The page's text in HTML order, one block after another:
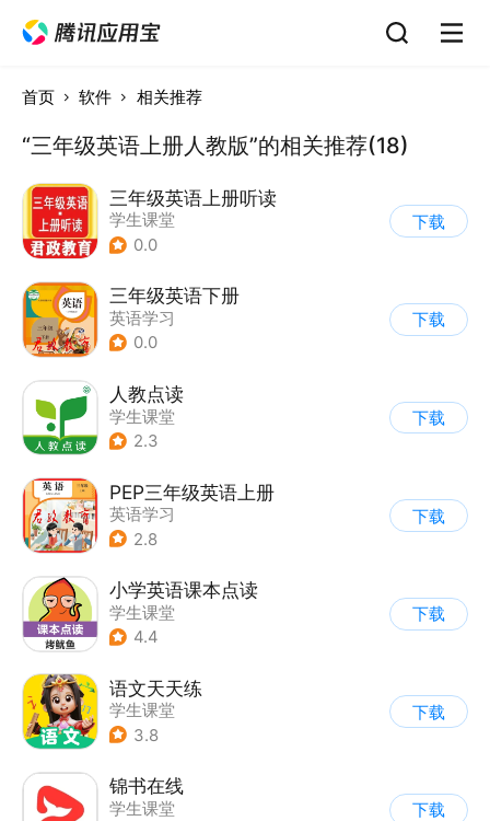
首页 软件 相关推荐
“三年级英语上册人教版”的相关推荐(18)
三年级英语上册听读
学生课堂
0.0
下载
三年级英语下册
英语学习
0.0
下载
人教点读
学生课堂
2.3
下载
PEP三年级英语上册
英语学习
2.8
下载
小学英语课本点读
学生课堂
4.4
下载
语文天天练
学生课堂
3.8
下载
锦书在线
学生课堂
下载